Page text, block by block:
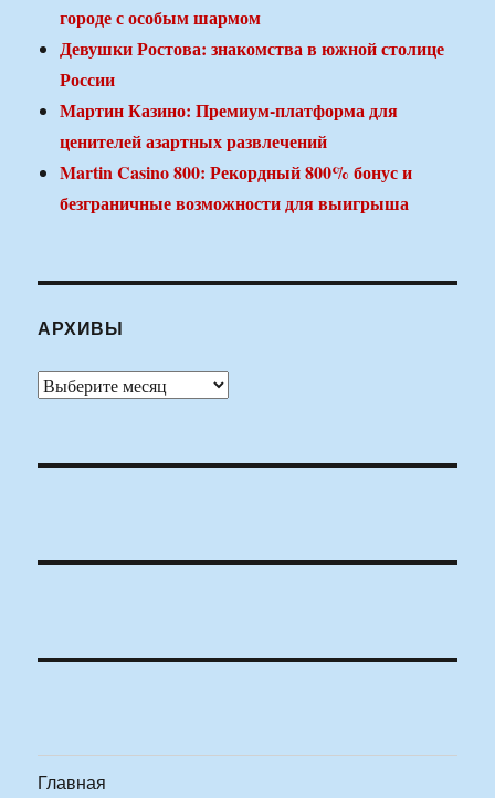
городе с особым шармом
Девушки Ростова: знакомства в южной столице
России
Мартин Казино: Премиум-платформа для
ценителей азартных развлечений
Martin Casino 800: Рекордный 800% бонус и
безграничные возможности для выигрыша
АРХИВЫ
Архивы
Главная